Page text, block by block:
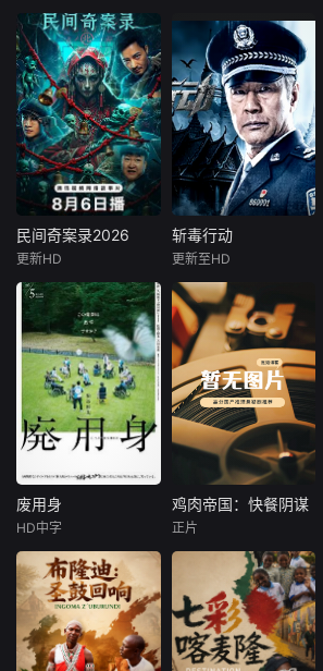
张雪菡
患有妄想症的
警察张天盛遇上一
起离奇的神像杀人
事件，勘案过程
中，牵引出“婴胎报
仇”，“娘娘索命”等
一连串妖异事件，
张天盛虽被种种诡
怪幻象阻碍，却坚
信这是藏在迷信后
向封建传统宣战，
敢于
王品一
1938年，高胜
男新婚之日，丈夫
被日军残害，父辈
亦遭屠戮。她举枪
聚义，屡袭敌寇威
震四方，后得八路
军指点决心投身革
命。日军欲诱杀高
胜男，她孤身赴战
舍命换乡亲周全。
军突袭而至全歼敌
寇，
民间奇案录2026
盛少
患有妄想症的警察
张天盛遇上一起离
奇的神像杀人事
件，勘案过程中，
牵引出“婴胎报
仇”，“娘娘索命”等
张天盛虽被种种诡
怪幻象阻碍，却坚
信这是藏在迷信后
向封建传统宣战，
敢于破除
民间奇案录2026
更新HD
斩毒行动
姜超
于荣光石兆琪对决
斩毒行动
更新至HD
废用身
北村有起哉
泷内公美
本作描绘了一
名医生，因一种围
绕“废用身”——因
废用身
HD中字
鸡肉帝国：快餐阴谋
鸡肉帝国：快餐阴谋
正片